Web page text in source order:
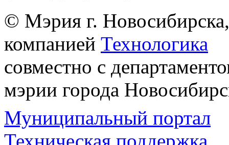
© Мэрия г.
компанией Технологика
совместно с
мэрии города
Муниципальный портал